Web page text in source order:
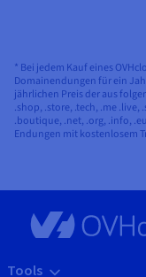
* Bei jedem Kauf eines
Domainendungen für ein
jährlichen Preis der aus
.shop, .store, .tech, .me .live,
.boutique, .net, .org, .info,
Endungen mit kostenlosem
Tools